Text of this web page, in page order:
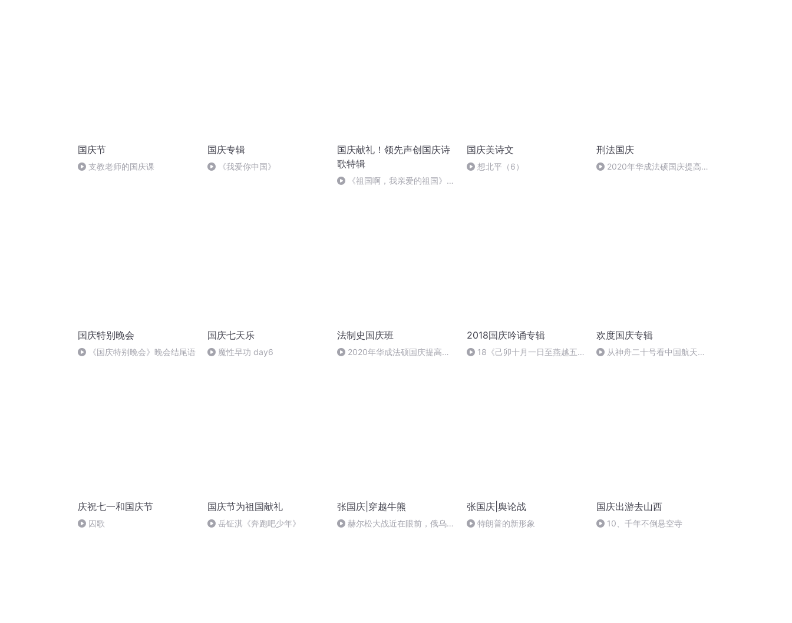
国庆节
支教老师的国庆课
国庆专辑
《我爱你中国》
国庆献礼！领先声创国庆诗
歌特辑
《祖国啊，我亲爱的祖国》温
国庆美诗文
想北平（6）
刑法国庆
2020年华成法硕国庆提高班
国庆特别晚会
《国庆特别晚会》晚会结尾语
国庆七天乐
魔性早功 day6
法制史国庆班
2020年华成法硕国庆提高班
2018国庆吟诵专辑
18《己卯十月一日至燕越五
欢度国庆专辑
从神舟二十号看中国航天
庆祝七一和国庆节
囚歌
国庆节为祖国献礼
岳钲淇《奔跑吧少年》
张国庆|穿越牛熊
赫尔松大战近在眼前，俄乌冲
张国庆|舆论战
特朗普的新形象
国庆出游去山西
10、千年不倒悬空寺